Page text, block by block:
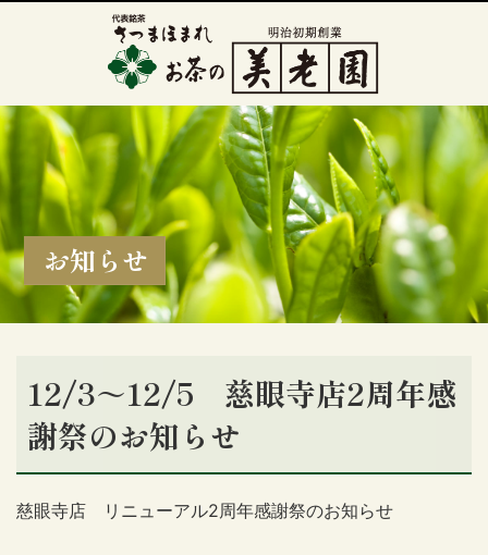
お知らせ
12/3～12/5 慈眼寺店2周年感
謝祭のお知らせ
慈眼寺店 リニューアル2周年感謝祭のお知らせ